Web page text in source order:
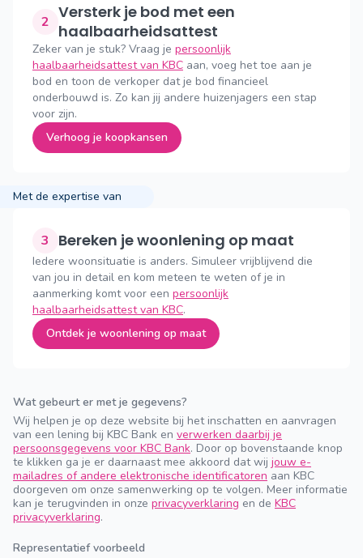
2 Versterk je bod met een
haalbaarheidsattest
Zeker van je stuk? Vraag je persoonlijk
haalbaarheidsattest van KBC aan, voeg het toe aan je
bod en toon de verkoper dat je bod financieel
onderbouwd is. Zo kan jij andere huizenjagers een stap
voor zijn.
Verhoog je koopkansen
Met de expertise van
3 Bereken je woonlening op maat
Iedere woonsituatie is anders. Simuleer vrijblijvend die
van jou in detail en kom meteen te weten of je in
aanmerking komt voor een persoonlijk
haalbaarheidsattest van KBC.
Ontdek je woonlening op maat
Wat gebeurt er met je gegevens?
Wij helpen je op deze website bij het inschatten en aanvragen
van een lening bij KBC Bank en verwerken daarbij je
persoonsgegevens voor KBC Bank. Door op bovenstaande knop
te klikken ga je er daarnaast mee akkoord dat wij jouw e-
mailadres of andere elektronische identificatoren aan KBC
doorgeven om onze samenwerking op te volgen. Meer informatie
kan je terugvinden in onze privacyverklaring en de KBC
privacyverklaring.
Representatief voorbeeld